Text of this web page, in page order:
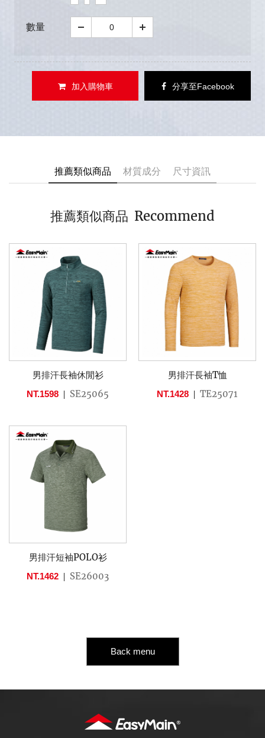
數量
加入購物車 分享至Facebook
推薦類似商品 材質成分 尺寸資訊
推薦類似商品 Recommend
男排汗長袖休閒衫
NT.1598 SE25065
男排汗長袖T恤
NT.1428 TE25071
男排汗短袖POLO衫
NT.1462 SE26003
Back menu